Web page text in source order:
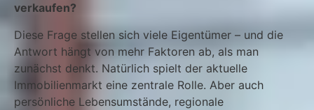
verkaufen?
Diese Frage stellen sich viele Eigentümer – und die
Antwort hängt von mehr Faktoren ab, als man
zunächst denkt. Natürlich spielt der aktuelle
Immobilienmarkt eine zentrale Rolle. Aber auch
persönliche Lebensumstände, regionale